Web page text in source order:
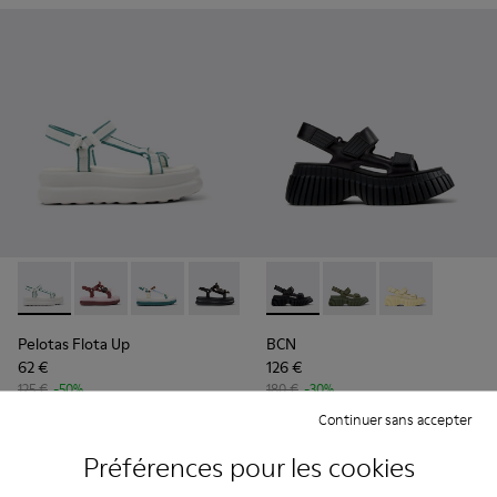
Préférences pour les cookies
Continuer sans accepter
Pelotas Flota Up - K201726-008 - Sandales en textile
Pelotas Flota Up - K201726-014 - Sandales en
Pelotas Flota Up - K201726-013 - Sandales
Pelotas Flota Up - K201726-012 -
Pelotas Flota Up - K201726-005
Pelotas Flota Up -
Pelotas Flota Up
Pelotas Flota Up
62 €
125 € -50%
BCN - K201511-005 -
BCN - K201511-012
BCN -
BCN
126 €
180 € -30%